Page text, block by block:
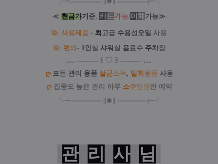
≪ 현금가기 준, 카드가능/이 체 가능≫
ఇ: 사용제 품 - 최 고급 수용성오일 사용
ఇ: 편의 - 1인실 샤워 실 음료수 주차장
… --------- ꒰ ♡ ꒱ --------- …
ღ 모든 관리 용품 살균소독, 일 회 용품 사용
ღ 집중도 높은 관리 하루 소수인원 만 예약
╰╼|═══════ ✱ ═══════|╾╯
관 리 사 님